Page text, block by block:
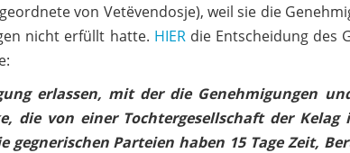
von Vetëvendosje), weil sie die
nicht erfüllt hatte. HIERdie Entscheidung des
erlassen, mit der die Genehmigungen
die von einer Tochtergesellschaft der Kelag
gegnerischen Parteien haben 15 Tage Zeit,